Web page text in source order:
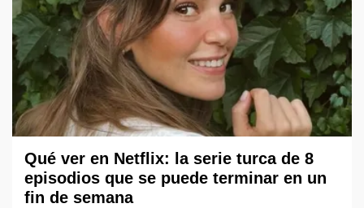
Qué ver en Netflix: la serie turca de 8
episodios que se puede terminar en un
fin de semana